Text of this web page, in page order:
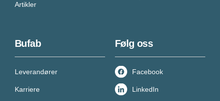
Artikler
Bufab
Leverandører
Karriere
Følg oss
Facebook
LinkedIn